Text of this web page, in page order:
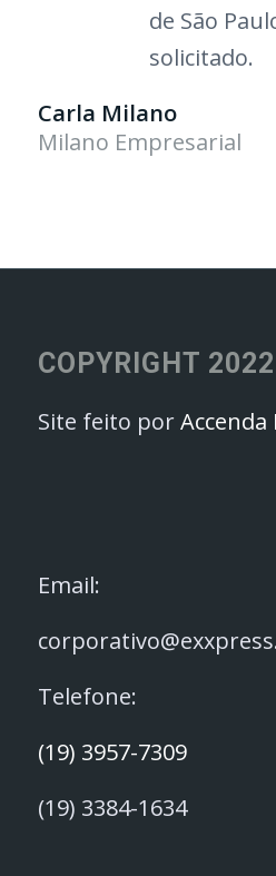
de São
solicitado.
Carla Milano
Milano Empresarial
COPYRIGHT 2022
Site feito porAccenda
Email:
Telefone:
(19) 3957-7309
(19) 3384-1634